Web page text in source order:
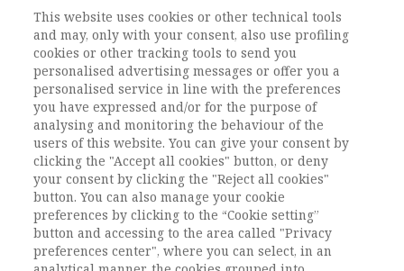
Keywords: Welfare, Scambio politico,
Clientelismo, Calabria, Andalusia, Political
Exchange, Clientelism
DOI:10.1485/AIS_2018/12_3435572
Pagine145-159
L'ACCESSO A QUESTO
CONTENUTO E' RISERVATO AGLI
UTENTI ABBONATI
This website uses cookies or other technical tools
and may, only with your consent, also use profiling
cookies or other tracking tools to send you
personalised advertising messages or offer you a
personalised service in line with the preferences
you have expressed and/or for the purpose of
analysing and monitoring the behaviour of the
users of this website. You can give your consent by
clicking the "Accept all cookies" button, or deny
your consent by clicking the "Reject all cookies"
button. You can also manage your cookie
preferences by clicking to the “Cookie setting”
button and accessing to the area called "Privacy
preferences center", where you can select, in an